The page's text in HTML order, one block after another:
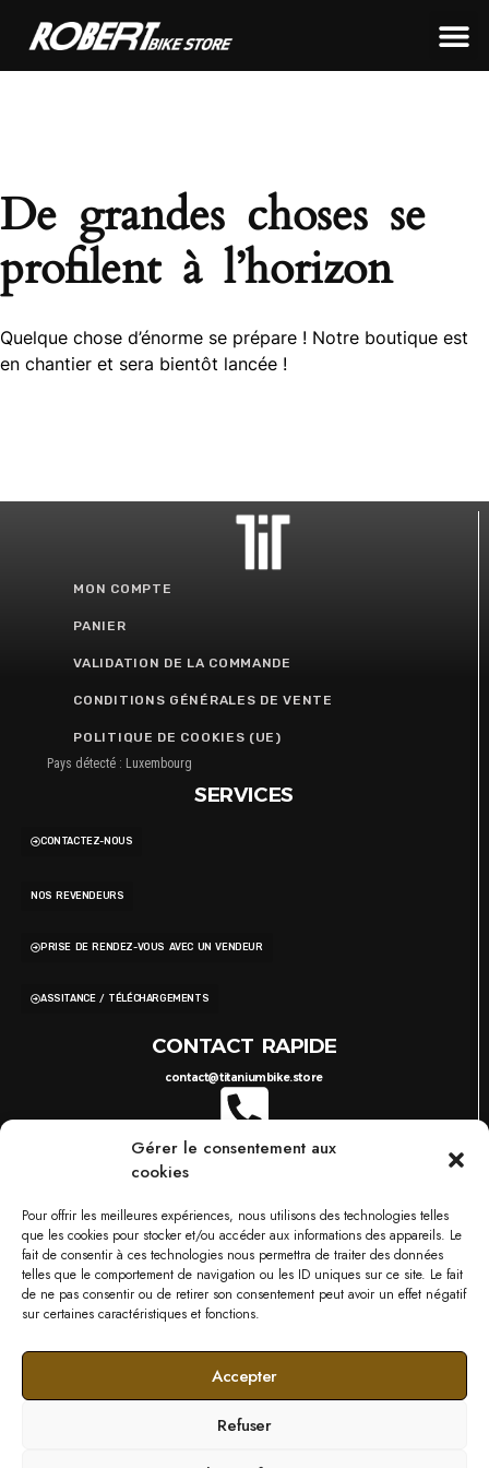
Gérer le consentement aux
cookies
Pour offrir les meilleures expériences, nous utilisons des technologies telles
que les cookies pour stocker et/ou accéder aux informations des appareils. Le
fait de consentir à ces technologies nous permettra de traiter des données
telles que le comportement de navigation ou les ID uniques sur ce site. Le fait
de ne pas consentir ou de retirer son consentement peut avoir un effet négatif
sur certaines caractéristiques et fonctions.
Accepter
Refuser
De grandes choses se
profilent à l’horizon
Quelque chose d’énorme se prépare ! Notre boutique est
en chantier et sera bientôt lancée !
MON COMPTE
PANIER
VALIDATION DE LA COMMANDE
CONDITIONS GÉNÉRALES DE VENTE
POLITIQUE DE COOKIES (UE)
Pays détecté : Luxembourg
SERVICES
CONTACTEZ-NOUS
NOS REVENDEURS
PRISE DE RENDEZ-VOUS AVEC UN VENDEUR
ASSITANCE / TÉLÉCHARGEMENTS
CONTACT RAPIDE
contact@titaniumbike.store
0035 26 61 40 36 17
749 RUE DU BOIS D'ORLY, 57685 AUGNY
NOS MARQUES